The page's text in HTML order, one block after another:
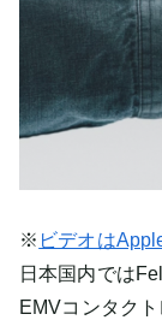
※ ビデオは
日本国内では
EMVコンタク